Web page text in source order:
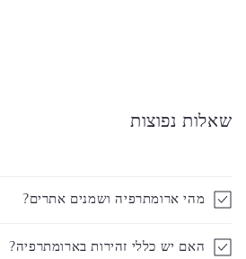
שאלות נפוצות
מהי ארומתרפיה ושמנים אתרים?
האם יש כללי זהירות בארומתרפיה?